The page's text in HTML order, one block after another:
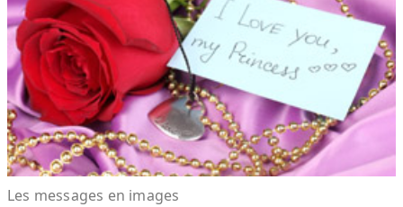
Les messages en images